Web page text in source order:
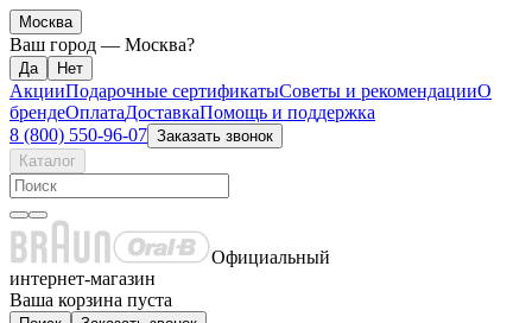
Москва
Ваш город — Москва?
АкцииПодарочные сертификатыСоветы и рекомендацииО
брендеОплатаДоставкаПомощь и поддержка
8 (800) 550-96-07 Заказать звонок
Каталог
Официальный
интернет-магазин
Ваша корзина пуста